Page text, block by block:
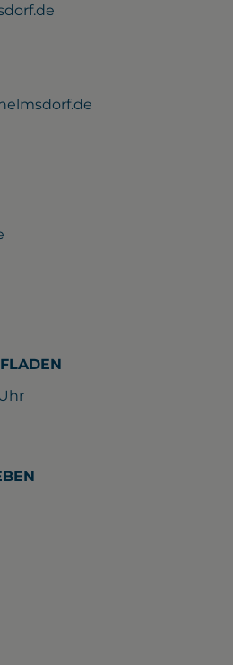
www.facebook.com/
https://
zu https://